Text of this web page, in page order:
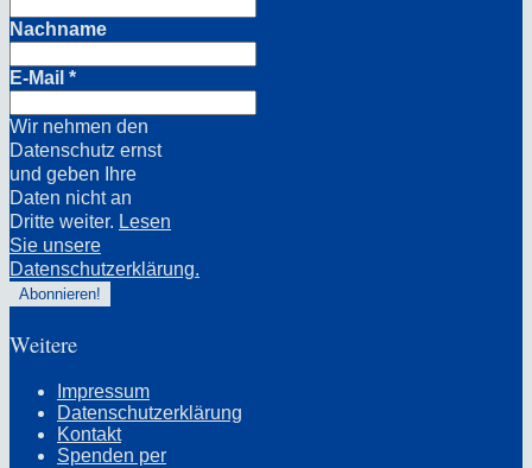
Nachname
E-Mail *
Wir nehmen den
Datenschutz ernst
und geben Ihre
Daten nicht an
Dritte weiter. Lesen
Sie unsere
Datenschutzerklärung.
Weitere
Impressum
Datenschutzerklärung
Kontakt
Spenden per